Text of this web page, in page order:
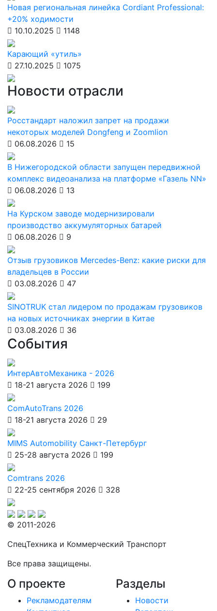
Новая региональная линейка Cordiant Professional:
+20% ходимости
10.10.2025
1148
Карающий «утиль»
27.10.2025
1075
Новости отрасли
Росстандарт наложил запрет на продажи
некоторых моделей Dongfeng и Zoomlion
06.08.2026
15
В Нижегородской области запущен передвижной
комплекс видеоанализа на платформе «Газель NN»
06.08.2026
13
На Курском заводе модернизировали
производство аккумуляторных батарей
06.08.2026
9
Отзыв грузовиков Mercedes-Benz: какие риски для
владельцев в России
03.08.2026
47
SINOTRUK стал лидером по продажам грузовиков
на новых источниках энергии в Китае
03.08.2026
36
События
ИнтерАвтоМеханика - 2026
18-21 августа 2026
199
ComAutoTrans 2026
18-21 августа 2026
29
MIMS Automobility Санкт-Петербург
25-28 августа 2026
199
Comtrans 2026
22-25 сентября 2026
328
© 2011-2026
СпецТехника и Коммерческий Транспорт
Все права защищены.
О проекте
Рекламодателям
Разделы
Новости